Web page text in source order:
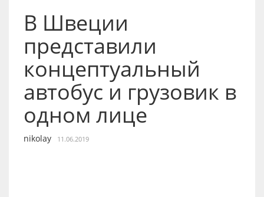
В Швеции
представили
концептуальный
автобус и грузовик в
одном лице
nikolay 11.06.2019